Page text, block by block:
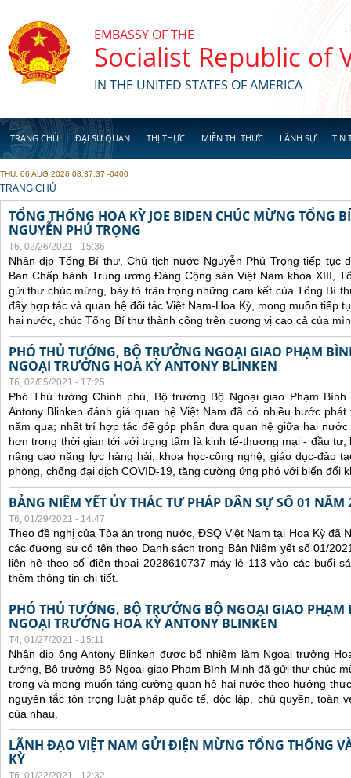
EMBASSY OF THE
Socialist Republic of
IN THE UNITED STATES OF AMERICA
TRANG CHỦ ĐẠI SỨ QUÁN THỊ THỰC MIỄN THỊ THỰC LÃNH SỰ TIN
THU, 06 AUG 2026 08:37:37 -0400
YOU ARE HERE
TRANG CHỦ
TỔNG THỐNG HOA KỲ JOE BIDEN CHÚC MỪNG TỔNG
NGUYỄN PHÚ TRỌNG
T6, 02/26/2021 - 15:36
Nhân dịp Tổng Bí thư, Chủ tịch nước Nguyễn Phú Trọng tiếp tục
Ban Chấp hành Trung ương Đảng Cộng sản Việt Nam khóa XIII,
gửi thư chúc mừng, bày tỏ trân trọng những cam kết của Tổng Bí
đẩy hợp tác và quan hệ đối tác Việt Nam-Hoa Kỳ, mong muốn tiếp
hai nước, chúc Tổng Bí thư thành công trên cương vị cao cả của
PHÓ THỦ TƯỚNG, BỘ TRƯỞNG NGOẠI GIAO PHẠM
NGOẠI TRƯỞNG HOA KỲ ANTONY BLINKEN
T6, 02/05/2021 - 17:25
Phó Thủ tướng Chính phủ, Bộ trưởng Bộ Ngoại giao Phạm
Antony Blinken đánh giá quan hệ Việt Nam đã có nhiều bước
năm qua; nhất trí hợp tác để góp phần đưa quan hệ giữa hai
hơn trong thời gian tới với trọng tâm là kinh tế-thương mại - đầu tư,
nâng cao năng lực hàng hải, khoa học-công nghệ, giáo dục-đào
phòng, chống đại dịch COVID-19, tăng cường ứng phó với biến đổi
BẢNG NIÊM YẾT ỦY THÁC TƯ PHÁP DÂN SỰ SỐ 01 NĂM
T6, 01/29/2021 - 14:47
Theo đề nghị của Tòa án trong nước, ĐSQ Việt Nam tại Hoa Kỳ đã
các đương sự có tên theo Danh sách trong Bản Niêm yết số 01/
liên hệ theo số điện thoại 2028610737 máy lẻ 113 vào các buổi
thêm thông tin chi tiết.
PHÓ THỦ TƯỚNG, BỘ TRƯỞNG BỘ NGOẠI GIAO
NGOẠI TRƯỞNG HOA KỲ ANTONY BLINKEN
T4, 01/27/2021 - 15:11
Nhân dịp ông Antony Blinken được bổ nhiệm làm Ngoại trưởng
tướng, Bộ trưởng Bộ Ngoại giao Phạm Bình Minh đã gửi thư chúc
trọng và mong muốn tăng cường quan hệ hai nước theo hướng
nguyên tắc tôn trọng luật pháp quốc tế, độc lập, chủ quyền, toàn
của nhau.
LÃNH ĐẠO VIỆT NAM GỬI ĐIỆN MỪNG TỔNG THỐNG
KỲ
T6, 01/22/2021 - 12:32